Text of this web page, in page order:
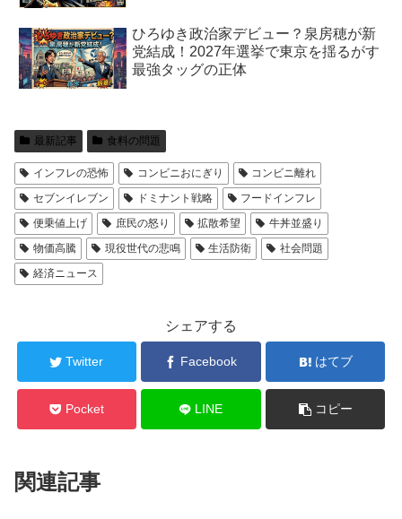
ひろゆき政治家デビュー？泉房穂が新
党結成！2027年選挙で東京を揺るがす
最強タッグの正体
最新記事 食料の問題
インフレの恐怖 コンビニおにぎり
コンビニ離れ
セブンイレブン
ドミナント戦略
フードインフレ
便乗値上げ
庶民の怒り 拡散希望
牛丼並盛り
物価高騰
現役世代の悲鳴 生活防衛
社会問題
経済ニュース
シェアする
Twitter Facebook はてブ
Pocket LINE コピー
関連記事